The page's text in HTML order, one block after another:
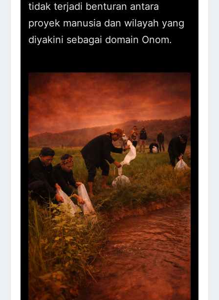
tidak terjadi benturan antara
proyek manusia dan wilayah yang
diyakini sebagai domain Onom.